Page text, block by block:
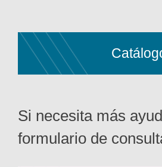
Si necesita más
formulario de